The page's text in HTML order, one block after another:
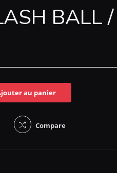
BALL
au panier
Compare